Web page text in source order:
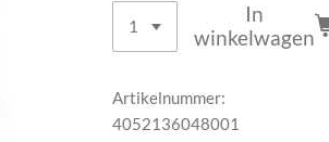
In
winkelwagen
Artikelnummer:
4052136048001